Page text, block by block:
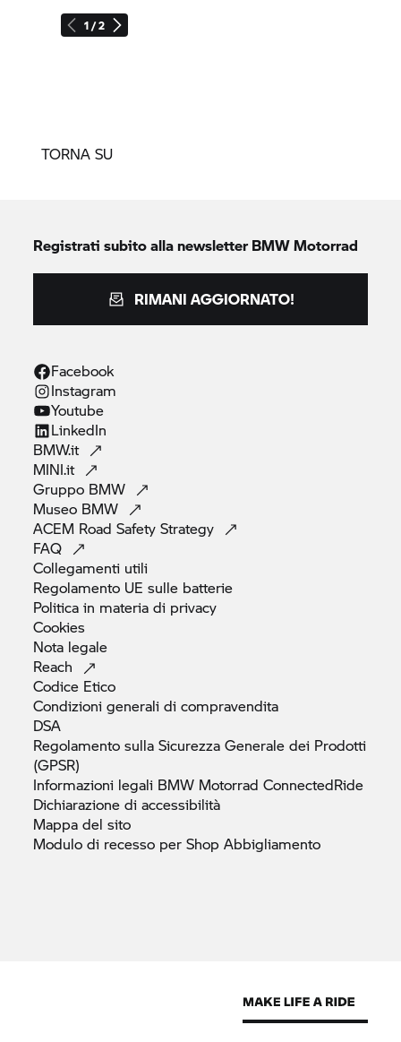
1 / 2
TORNA SU
Registrati subito alla newsletterBMW Motorrad
RIMANI AGGIORNATO!
Facebook
Instagram
Youtube
LinkedIn
BMW.it
MINI.it
Gruppo BMW
Museo BMW
ACEM Road SafetyStrategy
FAQ
Collegamenti utili
Regolamento UE sulle batterie
Politica in materia di privacy
Cookies
Nota legale
Reach
Codice Etico
Condizioni generali dicompravendita
DSA
Regolamento sulla Sicurezza Generale dei Prodotti
(GPSR)
Informazioni legali BMW Motorrad ConnectedRide
Dichiarazione diaccessibilità
Mappa delsito
Modulo di recesso per ShopAbbigliamento